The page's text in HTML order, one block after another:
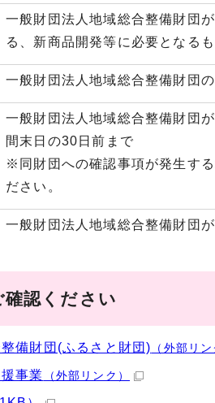
一般財団法人地域総合整備財団
る、新商品開発等に必要となる
一般財団法人地域総合整備財団
一般財団法人地域総合整備財団
間末日の30日前まで
※同財団への確認事項が発生す
ださい。
一般財団法人地域総合整備財団
認ください
備財団(ふるさと財団) （外部リン
事業 （外部リンク）